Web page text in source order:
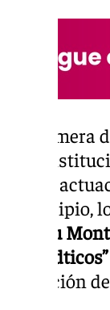
La primera
la
con la
municipio,
Juanlu
Aslándticos”
actuación de